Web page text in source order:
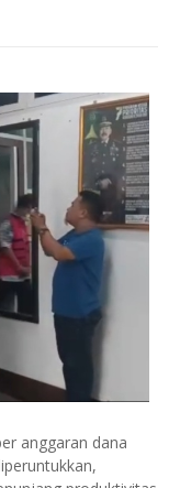
anggaran dana